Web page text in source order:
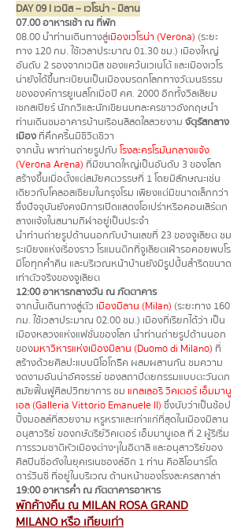
DAY 09 l เวนิส – เวโรน่า - มิลาน
07.00 อาหารเช้า ณ ที่พัก
08.00 นำท่านเดินทางสู่เมืองเวโรน่า (Verona) (ระยะ
ทาง 120 กม. ใช้เวลาประมาณ 01.30 ชม.) เมืองใหญ่
อันดับ 2 รองจากเวนิส ของแคว้นเวเนโต้ และเมืองเวโร
น่ายังได้ขึ้นทะเบียนเป็นเมืองมรดกโลกทางวัฒนธรรม
ขององค์การยูเนสโกเมื่อปี คศ. 2000 อีกทั้งวิลเลียม
เชกสเปียร์ นักกวีและนักเขียนบทละครชาวอังกฤษนำ
ท่านเดินชมอาคารบ้านเรือนสีสดใสสวยงาม จัตุรัสกลาง
เมือง ที่คึกครื้นมีชีวิตชีวา
จากนั้น พาท่านถ่ายรูปกับ โรงละครโรมันกลางแจ้ง
(Verona Arena) ที่มีขนาดใหญ่เป็นอันดับ 3 ของโลก
สร้างขึ้นเมื่อตั้งแต่สมัยศตวรรษที่ 1 โดยมีลักษณะเช่น
เดียวกับโคลอสเซียมในกรุงโรม เพียงแต่มีขนาดเล็กกว่า
ซึ่งปัจจุบันยังคงมีการเปิดแสดงโอเปร่าหรือคอนเสิร์ตก
ลางเเจ้งในสนามกีฬาอยู่เป็นประจำ
นำท่านถ่ายรูปด้านนอกกับบ้านเลขที่ 23 ของจูเลียต ชม
ระเบียงแห่งเรื่องราว โรแมนติกที่จูเลียตเฝ้ารอคอยพบโร
มิโอทุกค่ำคืน และบริเวณหน้าบ้านยังมีรูปปั้นสำริดขนาด
เท่าตัวจริงของจูเลียต
12:00 อาหารกลางวัน ณ ภัตตาคาร
จากนั้นเดินทางสู่ตัว เมืองมิลาน (Milan) (ระยะทาง 160
กม. ใช้เวลาประมาณ 02.00 ชม.) เมืองที่เรียกได้ว่า เป็น
เมืองหลวงแห่งแฟชั่นของโลก นำท่านถ่ายรูปด้านนอก
ของมหาวิหารแห่งเมืองมิลาน (Duomo di Milano) ที่
สร้างด้วยศิลปะแบบนีโอโกธิค ผสมผสานกัน ชมความ
งดงามอันน่าอัศจรรย์ ของสถาปัตยกรรมแบบตะวันตก
สมัยฟื้นฟูศิลปวิทยาการ ชม แกลเลอรี วิคเตอร์ เอ็มมานู
เอล (Galleria Vittorio Emanuele II) ซึ่งนับว่าเป็นช้อป
ปิ้งมอลล์ที่สวยงาม หรูหราและเก่าแก่ที่สุดในเมืองมิลาน
อนุสาวรีย์ ของกษัตริย์วิคเตอร์ เอ็มมานูเอล ที่ 2 ผู้ริเริ่ม
การรวมชาติหัวเมืองต่างๆในอิตาลี และอนุสาวรีย์ของ
ศิลปินชื่อดังในยุคเรเนซองส์อีก 1 ท่าน คือลีโอนาร์โด
ดาร์วินซี่ ที่อยู่ในบริเวณ ด้านหน้าของโรงละครสกาล่า
19:00 อาหารค่ำ ณ ภัตตาคารอาหาร
พักค้างคืน ณ MILAN ROSA GRAND
MILANO หรือ เทียบเท่า